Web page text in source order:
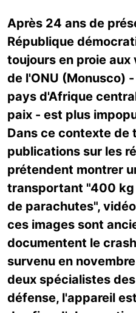
Après 24 ans de
République
toujours en proie aux
de l'ONU (Monusco)
pays d'Afrique
paix - est plus
Dans ce contexte de
publications sur les
prétendent montrer
transportant "400 kg
de parachutes",
ces images sont
documentent le
survenu en
deux spécialistes
défense, l'appareil